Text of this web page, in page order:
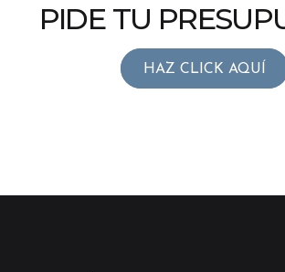
PIDE TU
HAZ CLICK AQUÍ